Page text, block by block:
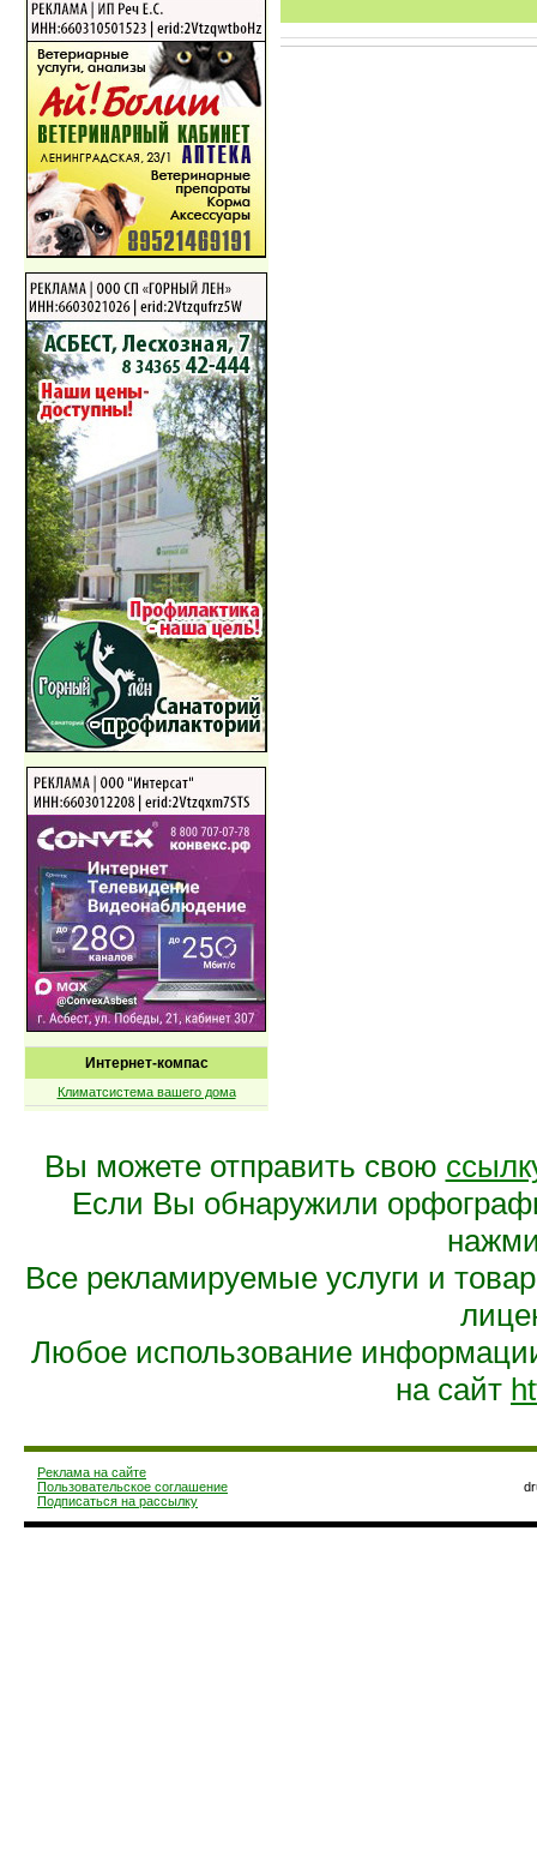
Интернет-компас
Климатсистема вашего дома
Вы можете отправить свою
Если Вы обнаружили
Все рекламируемые услуги и
Любое использование
на сайт
Реклама на сайте
Пользовательское соглашение
Подписаться на рассылку